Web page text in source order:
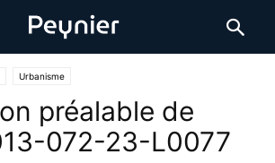
Urbanisme
préalable de
072-23-L0077